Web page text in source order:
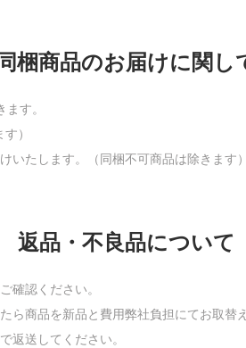
同梱商品のお届けに関し
す。
）
たします。（同梱不可商品は除きます）
返品・不良品について
確認ください。
商品を新品と費用弊社負担にてお取替
返送してください。